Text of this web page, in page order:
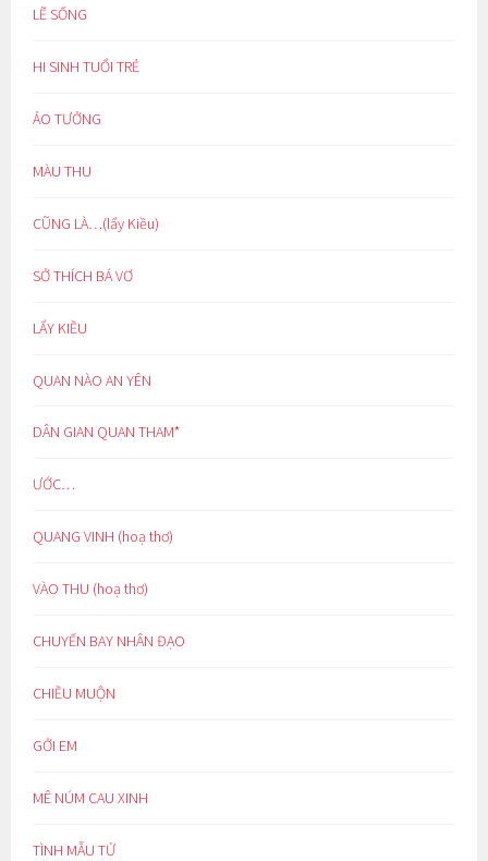
LẼ SỐNG
HI SINH TUỔI TRẺ
ẢO TƯỞNG
MÀU THU
CŨNG LÀ…(lẩy Kiều)
SỞ THÍCH BÁ VƠ
LẨY KIỀU
QUAN NÀO AN YÊN
DÂN GIAN QUAN THAM*
ƯỚC…
QUANG VINH (hoạ thơ)
VÀO THU (hoạ thơ)
CHUYẾN BAY NHÂN ĐẠO
CHIỀU MUỘN
GỞI EM
MÊ NÚM CAU XINH
TÌNH MẪU TỬ